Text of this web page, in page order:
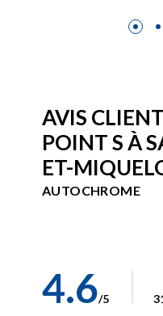
AVIS
POINT S À
ET-
AUTOCHROME
4.6/5